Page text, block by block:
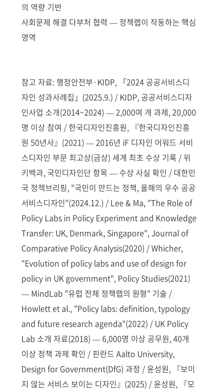
의 역량 기반
사회문제 해결 다부처 협력 — 정책랩이 작동하는 핵심
영역
참고 자료: 행정안전부·KIDP, 「2024 공공서비스디
자인 성과사례집」(2025.9.) / KIDP, 공공서비스디자
인사업 소개(2014~2024) — 2,000여 개 과제, 20,000
명 이상 참여 / 한국디자인진흥원, 『한국디자인진흥
원 50년사』(2021) — 2016년 iF 디자인 어워드 서비
스디자인 부문 최고상(금상) 세계 최초 수상 기록 / 위
키백과, 국민디자인단 항목 — 수상 사실 확인 / 대한민
국 정책브리핑, "국민이 만드는 정책, 올해의 우수 공공
서비스디자인"(2024.12.) / Lee & Ma, "The Role of
Policy Labs in Policy Experiment and Knowledge
Transfer: UK, Denmark, Singapore", Journal of
Comparative Policy Analysis(2020) / Whicher,
"Evolution of policy labs and use of design for
policy in UK government", Policy Studies(2021)
— MindLab "유럽 전체 정책랩의 원형" 기술 /
Howlett et al., "Policy labs: definition, typology
and future research agenda"(2022) / UK Policy
Lab 소개 자료(2018) — 6,000명 이상 공무원, 40개
이상 정책 과제 확인 / 핀란드 Aalto University,
Design for Government(DfG) 과정 / 윤성원, 『보이
지 않는 서비스 보이는 디자인』(2025) / 윤성원, 『모